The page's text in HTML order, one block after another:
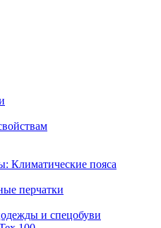
Климатические пояса
перчатки
и спецобуви